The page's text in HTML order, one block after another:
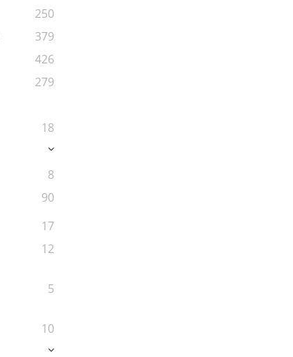
250
379
426
279
18
8
90
17
12
5
10